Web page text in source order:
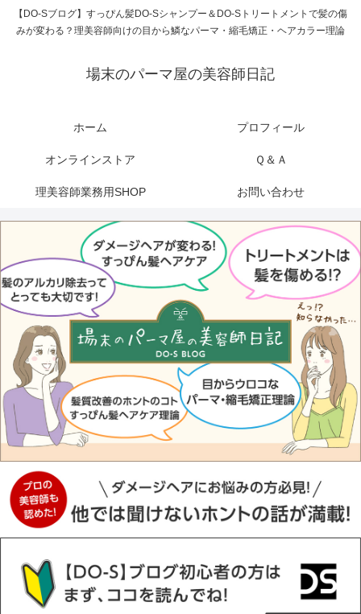
【DO-Sブログ】すっぴん髪DO-Sシャンプー＆DO-Sトリートメントで髪の傷
みが変わる？理美容師向けの目から鱗なパーマ・縮毛矯正・ヘアカラー理論
場末のパーマ屋の美容師日記
ホーム プロフィール
オンラインストア Ｑ＆Ａ
理美容師業務用SHOP お問い合わせ